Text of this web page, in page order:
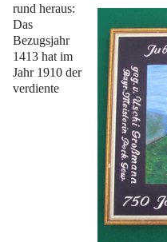
rund heraus:
Das
Bezugsjahr
1413 hat im
Jahr 1910 der
verdiente